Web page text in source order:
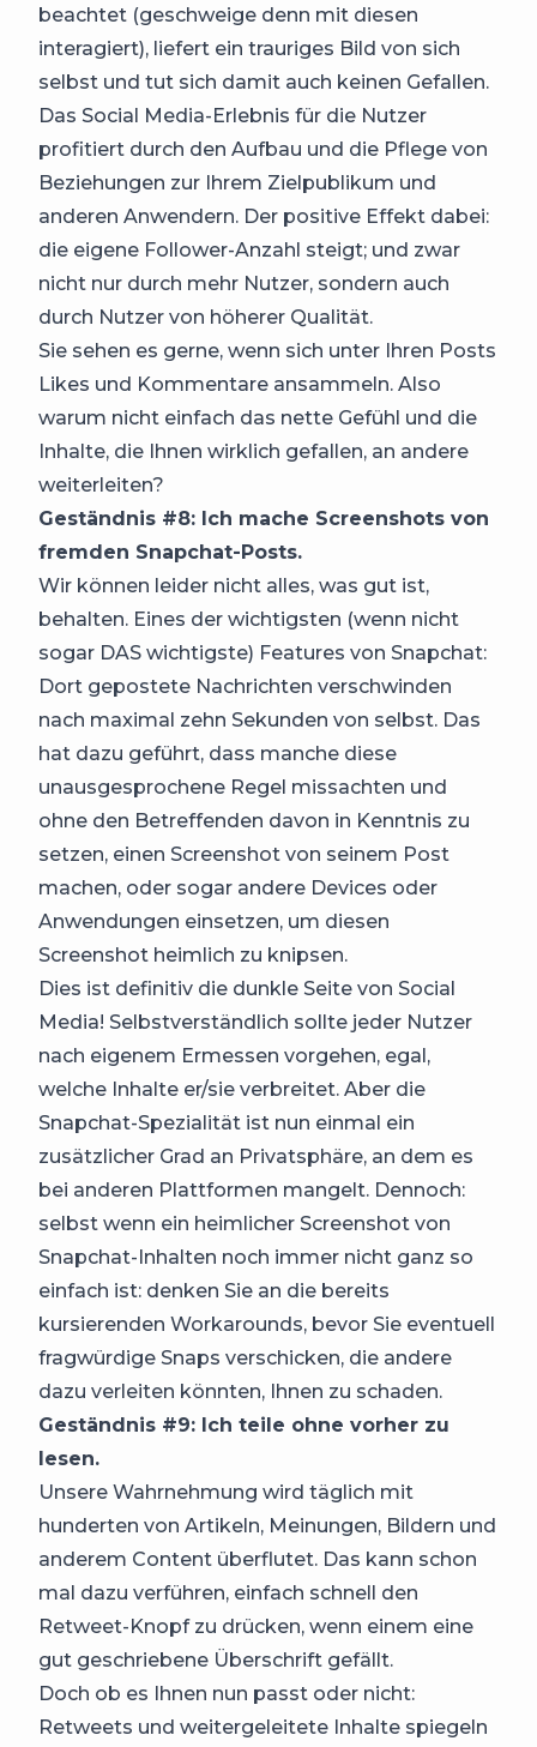
beachtet (geschweige denn mit diesen
interagiert), liefert ein trauriges Bild von sich
selbst und tut sich damit auch keinen Gefallen.
Das Social Media-Erlebnis für die Nutzer
profitiert durch den Aufbau und die Pflege von
Beziehungen zur Ihrem Zielpublikum und
anderen Anwendern. Der positive Effekt dabei:
die eigene Follower-Anzahl steigt; und zwar
nicht nur durch mehr Nutzer, sondern auch
durch Nutzer von höherer Qualität.
Sie sehen es gerne, wenn sich unter Ihren Posts
Likes und Kommentare ansammeln. Also
warum nicht einfach das nette Gefühl und die
Inhalte, die Ihnen wirklich gefallen, an andere
weiterleiten?
Geständnis #8: Ich mache Screenshots von
fremden Snapchat-Posts.
Wir können leider nicht alles, was gut ist,
behalten. Eines der wichtigsten (wenn nicht
sogar DAS wichtigste) Features von Snapchat:
Dort gepostete Nachrichten verschwinden
nach maximal zehn Sekunden von selbst. Das
hat dazu geführt, dass manche diese
unausgesprochene Regel missachten und
ohne den Betreffenden davon in Kenntnis zu
setzen, einen Screenshot von seinem Post
machen, oder sogar andere Devices oder
Anwendungen einsetzen, um diesen
Screenshot heimlich zu knipsen.
Dies ist definitiv die dunkle Seite von Social
Media! Selbstverständlich sollte jeder Nutzer
nach eigenem Ermessen vorgehen, egal,
welche Inhalte er/sie verbreitet. Aber die
Snapchat-Spezialität ist nun einmal ein
zusätzlicher Grad an Privatsphäre, an dem es
bei anderen Plattformen mangelt. Dennoch:
selbst wenn ein heimlicher Screenshot von
Snapchat-Inhalten noch immer nicht ganz so
einfach ist: denken Sie an die bereits
kursierenden Workarounds, bevor Sie eventuell
fragwürdige Snaps verschicken, die andere
dazu verleiten könnten, Ihnen zu schaden.
Geständnis #9: Ich teile ohne vorher zu
lesen.
Unsere Wahrnehmung wird täglich mit
hunderten von Artikeln, Meinungen, Bildern und
anderem Content überflutet. Das kann schon
mal dazu verführen, einfach schnell den
Retweet-Knopf zu drücken, wenn einem eine
gut geschriebene Überschrift gefällt.
Doch ob es Ihnen nun passt oder nicht:
Retweets und weitergeleitete Inhalte spiegeln